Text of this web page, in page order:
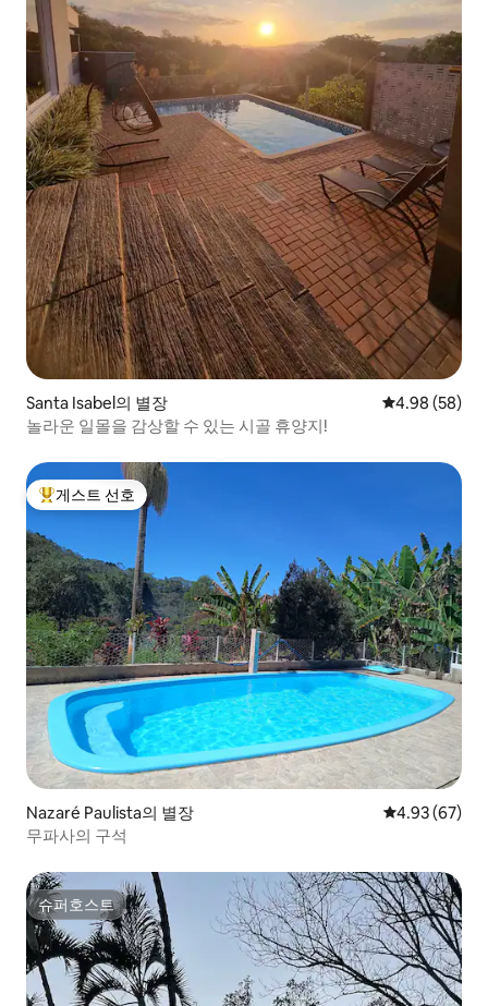
Santa Isabel의 별장 평점 4.98점(5
4.98 (58)
놀라운 일몰을 감상할 수 있는 시골 휴양지!
상위 게스트 선호
게스트 선호
Nazaré Paulista의 별장 평점 4.93점(5
4.93 (67)
무파사의 구석
슈퍼호스트
슈퍼호스트